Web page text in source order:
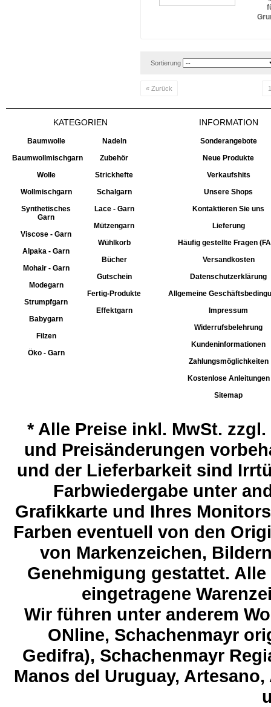
Sortierung
« Zurück 1
KATEGORIEN
Baumwolle
Baumwollmischgarn
Wolle
Wollmischgarn
Synthetisches
Garn
Viscose - Garn
Alpaka - Garn
Mohair - Garn
Modegarn
Strumpfgarn
Babygarn
Filzen
Öko - Garn
Nadeln
Zubehör
Strickhefte
Schalgarn
Lace - Garn
Mützengarn
Wühlkorb
Bücher
Gutschein
Fertig-Produkte
Effektgarn
INFORMATION
Sonderangebote
Neue Produkte
Verkaufshits
Unsere Shops
Kontaktieren Sie uns
Lieferung
Häufig gestellte Fragen
Versandkosten
Datenschutzerklärung
Allgemeine
Impressum
Widerrufsbelehrung
Kundeninformationen
Zahlungsmöglichkeiten
Kostenlose Anleitungen
Sitemap
*Alle Preise inkl. MwSt.
und Preisänderungen
und der Lieferbarkeit sind
Farbwiedergabe unter
Grafikkarte und Ihres
Farben eventuell von den
von Markenzeichen,
Genehmigung gestattet.
eingetragene
Wir führen unter anderem
ONline, Schachenmayr
Gedifra), Schachenmayr
Manos del Uruguay,